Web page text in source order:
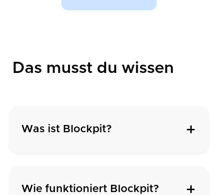
Das musst du wissen
Was ist Blockpit?
Wie funktioniert Blockpit?